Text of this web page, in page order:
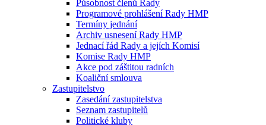
Působnost členů Rady
Programové prohlášení Rady HMP
Termíny jednání
Archiv usnesení Rady HMP
Jednací řád Rady a jejích Komisí
Komise Rady HMP
Akce pod záštitou radních
Koaliční smlouva
Zastupitelstvo
Zasedání zastupitelstva
Seznam zastupitelů
Politické kluby